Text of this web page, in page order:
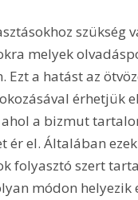
szükség
melyek
Ezt a hatást az
érhetjük
ahol a bizmut
ér el. Általában
folyasztó szert
módon helyezik